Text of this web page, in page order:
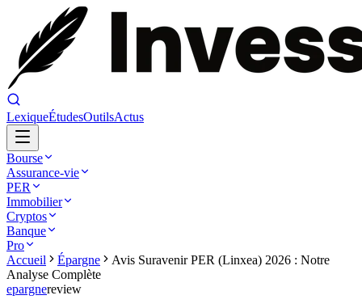
LexiqueÉtudesOutilsActus
Bourse
Assurance-vie
PER
Immobilier
Cryptos
Banque
Pro
Accueil
Épargne
Avis Suravenir PER (Linxea) 2026 : Notre
Analyse Complète
epargnereview